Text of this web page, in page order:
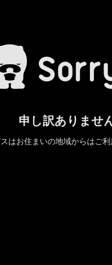
申し訳ありませ
はお住まいの地域からはご利